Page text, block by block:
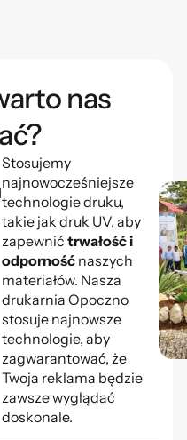
nas
Stosujemy
najnowocześniejsze
technologie druku,
takie jak druk UV, aby
zapewnić trwałość i
odpornośćnaszych
materiałów. Nasza
drukarnia Opoczno
stosuje najnowsze
technologie, aby
zagwarantować, że
Twoja reklama będzie
zawsze wyglądać
doskonale.